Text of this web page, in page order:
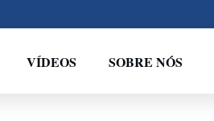
VÍDEOS SOBRE NÓS